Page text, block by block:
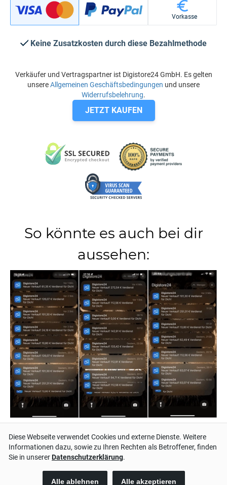
Vorkasse
Keine Zusatzkosten durch diese Bezahlmethode
Verkäufer und Vertragspartner ist Digistore24 GmbH. Es gelten
unsereAllgemeinen Geschäftsbedingungen und unsere
Widerrufsbelehrung.
JETZT KAUFEN
So könnte es auch bei dir
aussehen: